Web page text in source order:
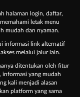
halaman login, daftar,
letak menu
mudah dan nyaman.
informasi link alternatif
melalui jalur lain.
ditentukan oleh fitur
informasi yang mudah
kali menjadi alasan
platform yang sama